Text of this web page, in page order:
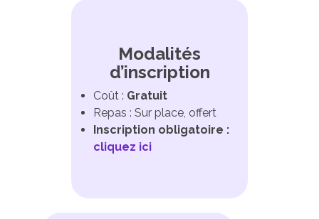
Modalités
d’inscription
Coût : Gratuit
Repas : Sur place, offert
Inscription obligatoire :
cliquez ici